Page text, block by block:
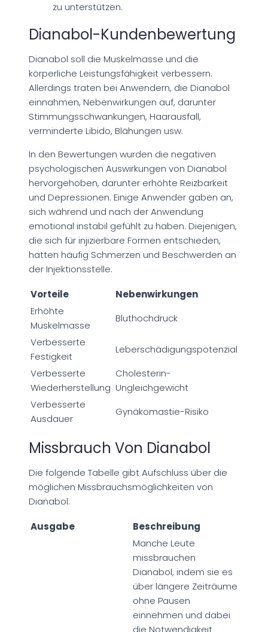
zu unterstützen.
Dianabol-Kundenbewertung
Dianabol soll die Muskelmasse und die
körperliche Leistungsfähigkeit verbessern.
Allerdings traten bei Anwendern, die Dianabol
einnahmen, Nebenwirkungen auf, darunter
Stimmungsschwankungen, Haarausfall,
verminderte Libido, Blähungen usw.
In den Bewertungen wurden die negativen
psychologischen Auswirkungen von Dianabol
hervorgehoben, darunter erhöhte Reizbarkeit
und Depressionen. Einige Anwender gaben an,
sich während und nach der Anwendung
emotional instabil gefühlt zu haben. Diejenigen,
die sich für injizierbare Formen entschieden,
hatten häufig Schmerzen und Beschwerden an
der Injektionsstelle.
Vorteile
Nebenwirkungen
Erhöhte
Muskelmasse
Bluthochdruck
Verbesserte
Festigkeit
Leberschädigungspotenzial
Verbesserte
Wiederherstellung
Cholesterin-
Ungleichgewicht
Verbesserte
Ausdauer
Gynäkomastie-Risiko
Missbrauch Von Dianabol
Die folgende Tabelle gibt Aufschluss über die
möglichen Missbrauchsmöglichkeiten von
Dianabol:
Ausgabe
Beschreibung
Manche Leute
missbrauchen
Dianabol, indem sie es
über längere Zeiträume
ohne Pausen
einnehmen und dabei
die Notwendigkeit